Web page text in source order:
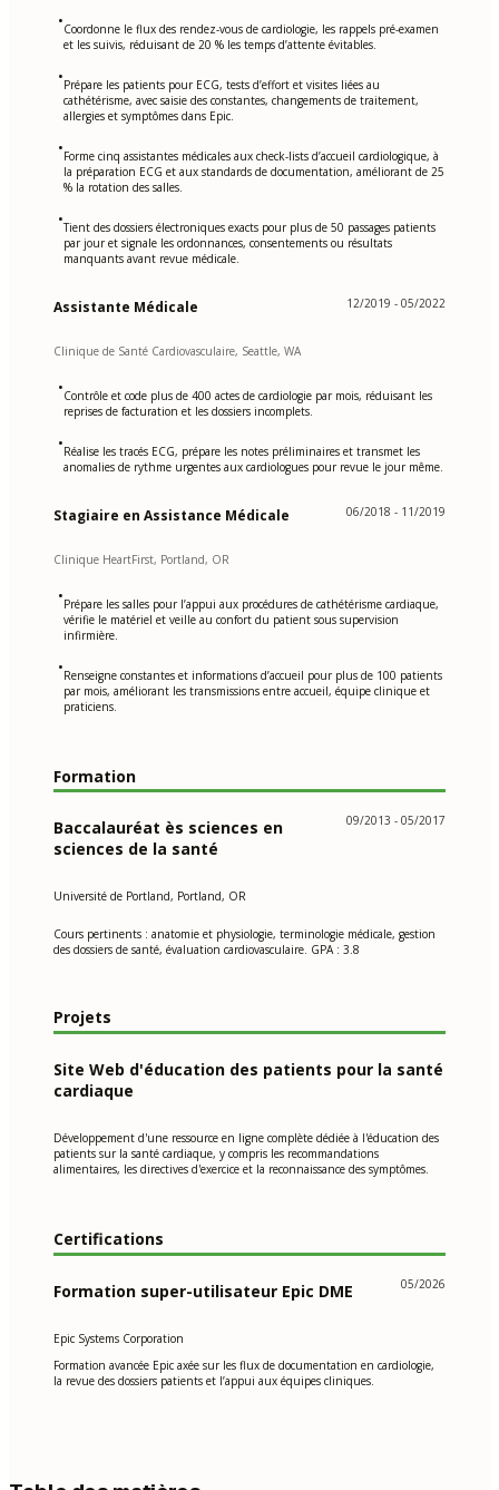
•Coordonne le flux des rendez-vous de cardiologie, les rappels pré-examen
et les suivis, réduisant de 20 % les temps d’attente évitables.
•Prépare les patients pour ECG, tests d’effort et visites liées au
cathétérisme, avec saisie des constantes, changements de traitement,
allergies et symptômes dans Epic.
•Forme cinq assistantes médicales aux check-lists d’accueil cardiologique, à
la préparation ECG et aux standards de documentation, améliorant de 25
% la rotation des salles.
•Tient des dossiers électroniques exacts pour plus de 50 passages patients
par jour et signale les ordonnances, consentements ou résultats
manquants avant revue médicale.
Assistante Médicale 12/2019 - 05/2022
Clinique de Santé Cardiovasculaire, Seattle, WA
•Contrôle et code plus de 400 actes de cardiologie par mois, réduisant les
reprises de facturation et les dossiers incomplets.
•Réalise les tracés ECG, prépare les notes préliminaires et transmet les
anomalies de rythme urgentes aux cardiologues pour revue le jour même.
Stagiaire en Assistance Médicale 06/2018 - 11/2019
Clinique HeartFirst, Portland, OR
•Prépare les salles pour l’appui aux procédures de cathétérisme cardiaque,
vérifie le matériel et veille au confort du patient sous supervision
infirmière.
•Renseigne constantes et informations d’accueil pour plus de 100 patients
par mois, améliorant les transmissions entre accueil, équipe clinique et
praticiens.
Formation
Baccalauréat ès sciences en
sciences de la santé
09/2013 - 05/2017
Université de Portland, Portland, OR
Cours pertinents : anatomie et physiologie, terminologie médicale, gestion
des dossiers de santé, évaluation cardiovasculaire. GPA : 3.8
Projets
Site Web d'éducation des patients pour la santé
cardiaque
Développement d'une ressource en ligne complète dédiée à l'éducation des
patients sur la santé cardiaque, y compris les recommandations
alimentaires, les directives d'exercice et la reconnaissance des symptômes.
Certifications
Formation super-utilisateur Epic DME 05/2026
Epic Systems Corporation
Formation avancée Epic axée sur les flux de documentation en cardiologie,
la revue des dossiers patients et l’appui aux équipes cliniques.